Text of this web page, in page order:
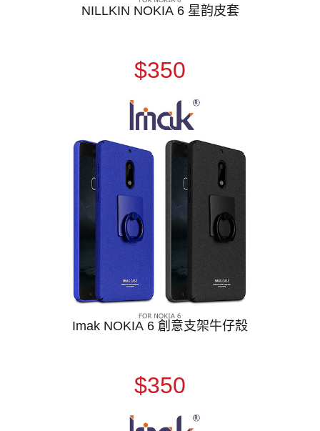
NILLKIN NOKIA 6 星韵皮套
$350
Imak NOKIA 6 創意支架牛仔殼
$350